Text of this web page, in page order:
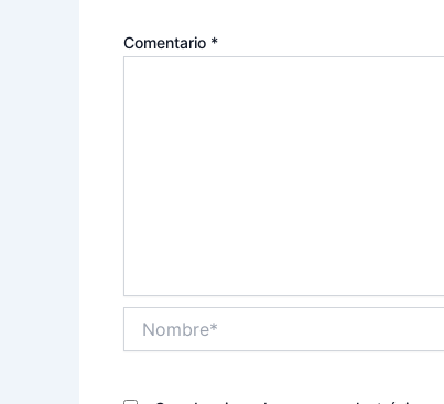
Comentario *